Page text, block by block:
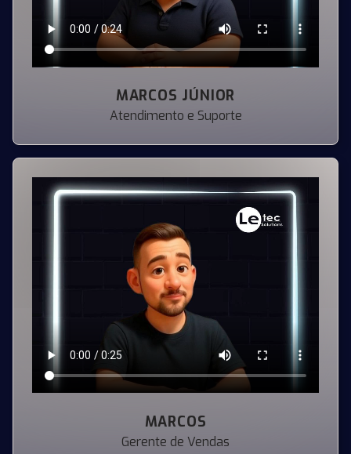
MARCOS JÚNIOR
Atendimento e Suporte
MARCOS
Gerente de Vendas